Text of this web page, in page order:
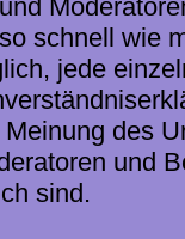
schnell wie
jede
des
und
sind.